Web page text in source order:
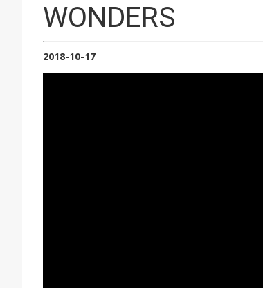
WONDERS
2018-10-17